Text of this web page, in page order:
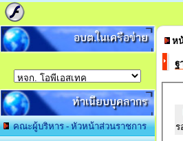
อบต.ในเครือข่าย
ทำเนียบบุคลากร
คณะผู้บริหาร - หัวหน้าส่วนราชการ
ห
ฐ
ร